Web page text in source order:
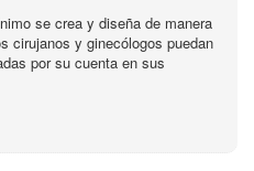
se crea y diseña de manera
cirujanos y ginecólogos puedan
por su cuenta en sus